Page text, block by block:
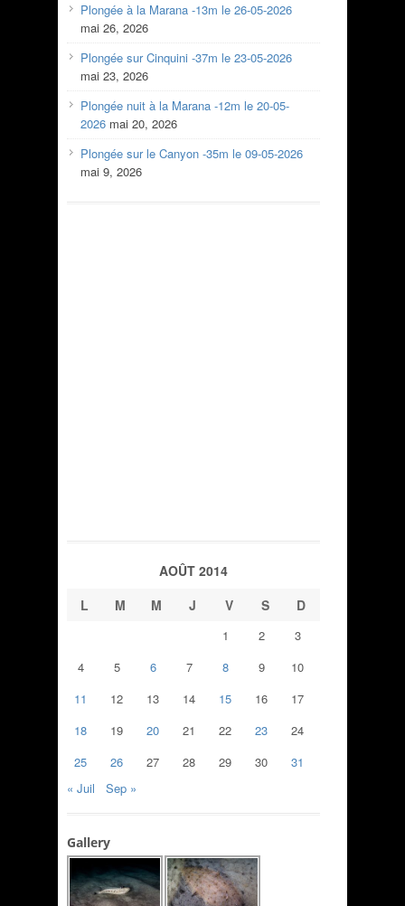
Plongée à la Marana -13m le 26-05-2026
mai 26, 2026
Plongée sur Cinquini -37m le 23-05-2026
mai 23, 2026
Plongée nuit à la Marana -12m le 20-05-
2026 mai 20, 2026
Plongée sur le Canyon -35m le 09-05-2026
mai 9, 2026
AOÛT 2014
L
M M J V S D
1 2
3
4
5 6 7 8 9
10
11
12 13 14 15 16
17
18
19 20 21 22 23
24
25
26 27 28 29 30
31
« Juil
Sep »
Gallery